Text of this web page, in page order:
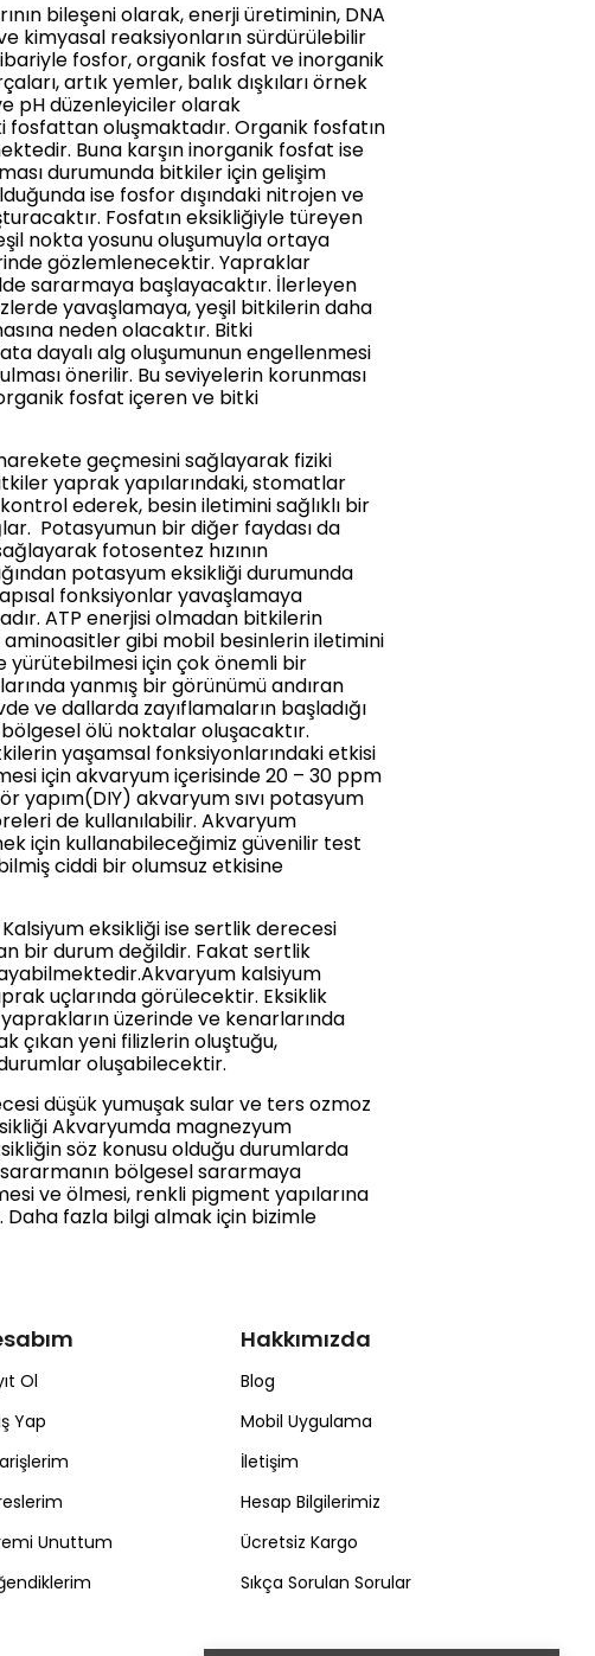
bileşeni olarak, enerji üretiminin, DNA
kimyasal reaksiyonların sürdürülebilir
fosfor, organik fosfat ve inorganik
artık yemler, balık dışkıları örnek
pH düzenleyiciler olarak
oluşmaktadır. Organik fosfatın
Buna karşın inorganik fosfat ise
durumunda bitkiler için gelişim
ise fosfor dışındaki nitrojen ve
Fosfatın eksikliğiyle türeyen
nokta yosunu oluşumuyla ortaya
gözlemlenecektir. Yapraklar
sararmaya başlayacaktır. İlerleyen
yavaşlamaya, yeşil bitkilerin daha
neden olacaktır. Bitki
dayalı alg oluşumunun engellenmesi
önerilir. Bu seviyelerin korunması
fosfat içeren ve bitki
geçmesini sağlayarak fiziki
yaprak yapılarındaki, stomatlar
ederek, besin iletimini sağlıklı bir
Potasyumun bir diğer faydası da
fotosentez hızının
potasyum eksikliği durumunda
fonksiyonlar yavaşlamaya
ATP enerjisi olmadan bitkilerin
gibi mobil besinlerin iletimini
yürütebilmesi için çok önemli bir
yanmış bir görünümü andıran
ve dallarda zayıflamaların başladığı
ölü noktalar oluşacaktır.
yaşamsal fonksiyonlarındaki etkisi
için akvaryum içerisinde 20 – 30 ppm
yapım(DIY) akvaryum sıvı potasyum
de kullanılabilir. Akvaryum
için kullanabileceğimiz güvenilir test
ciddi bir olumsuz etkisine
eksikliği ise sertlik derecesi
bir durum değildir. Fakat sertlik
kalsiyum
uçlarında görülecektir. Eksiklik
üzerinde ve kenarlarında
çıkan yeni filizlerin oluştuğu,
oluşabilecektir.
düşük yumuşak sular ve ters ozmoz
Akvaryumda magnezyum
söz konusu olduğu durumlarda
bölgesel sararmaya
ve ölmesi, renkli pigment yapılarına
Daha fazla bilgi almak için bizimle
Ol
Yap
Unuttum
Hakkımızda
Blog
Mobil Uygulama
İletişim
Hesap Bilgilerimiz
Ücretsiz Kargo
Sıkça Sorulan Sorular